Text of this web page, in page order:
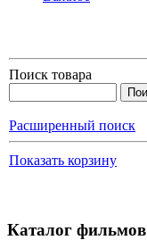
Поиск товара
Расширенный поиск
Показать корзину
Каталог фильмов